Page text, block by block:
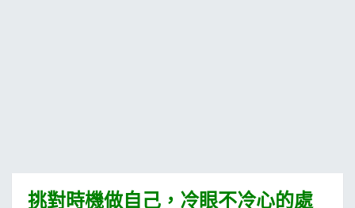
挑對時機做自己，冷眼不冷心的處